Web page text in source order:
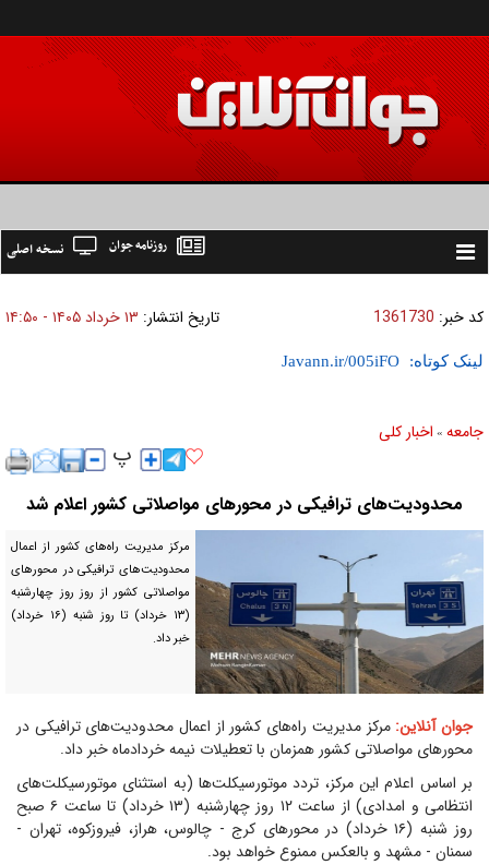
Toggle
نسخه اصلی روزنامه جوان
کد خبر: 1361730 تاریخ انتشار: ۱۳ خرداد ۱۴۰۵ - ۱۴:۵۰
لینک کوتاه:
جامعه » اخبار كلی
محدودیت‌های ترافیکی در محورهای مواصلاتی کشور اعلام شد
مرکز مدیریت راه‌های کشور از اعمال
محدودیت‌های ترافیکی در محورهای
مواصلاتی کشور از روز روز چهارشنبه
(۱۳ خرداد) تا روز شنبه (۱۶ خرداد)
خبر داد.
جوان آنلاین: مرکز مدیریت راه‌های کشور از اعمال محدودیت‌های ترافیکی در
محورهای مواصلاتی کشور همزمان با تعطیلات نیمه خردادماه خبر داد.
بر اساس اعلام این مرکز، تردد موتورسیکلت‌ها (به استثنای موتورسیکلت‌های
انتظامی و امدادی) از ساعت ۱۲ روز چهارشنبه (۱۳ خرداد) تا ساعت ۶ صبح
روز شنبه (۱۶ خرداد) در محورهای کرج - چالوس، هراز، فیروزکوه، تهران -
سمنان - مشهد و بالعکس ممنوع خواهد بود.